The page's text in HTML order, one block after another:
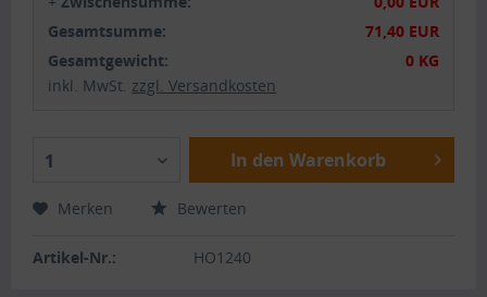
Gesamtsumme:
71,40 EUR
Gesamtgewicht:
0 KG
inkl. MwSt. zzgl. Versandkosten
1 In den Warenkorb
Merken Bewerten
Artikel-Nr.: HO1240